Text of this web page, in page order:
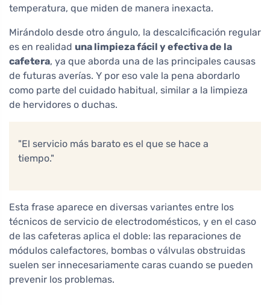
temperatura, que miden de manera inexacta.
Mirándolo desde otro ángulo, la descalcificación regular
es en realidad una limpieza fácil y efectiva de la
cafetera, ya que aborda una de las principales causas
de futuras averías. Y por eso vale la pena abordarlo
como parte del cuidado habitual, similar a la limpieza
de hervidores o duchas.
"El servicio más barato es el que se hace a
tiempo."
Esta frase aparece en diversas variantes entre los
técnicos de servicio de electrodomésticos, y en el caso
de las cafeteras aplica el doble: las reparaciones de
módulos calefactores, bombas o válvulas obstruidas
suelen ser innecesariamente caras cuando se pueden
prevenir los problemas.